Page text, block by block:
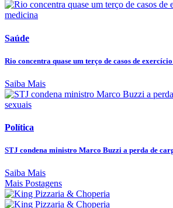
Saúde
Rio concentra quase um terço de casos de
Saiba Mais
Política
STJ condena ministro Marco Buzzi a perda de
Saiba Mais
Mais Postagens